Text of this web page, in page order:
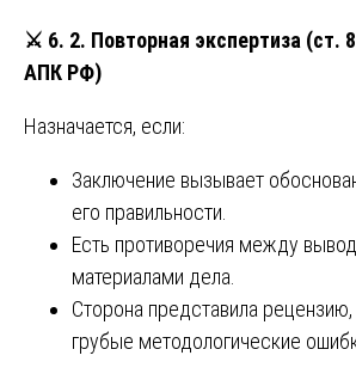
⚔️ 6. 2. Повторная экспертиза (ст.
АПК РФ)
Назначается, если:
Заключение вызывает
его правильности.
Есть противоречия между
материалами дела.
Сторона представила
грубые методологические